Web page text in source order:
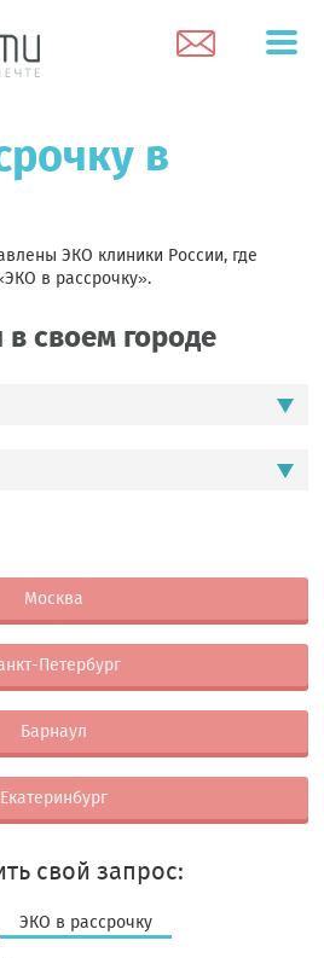
в
ЭКО клиники России, где
в рассрочку».
своем городе
Москва
Петербург
Барнаул
Екатеринбург
свой запрос:
ЭКО в рассрочку